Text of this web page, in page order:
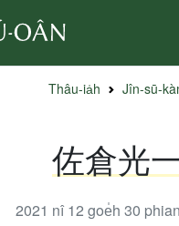
Thâu-ia̍h Jîn-sū-
佐倉光
2021 nî 12 goe̍h 30